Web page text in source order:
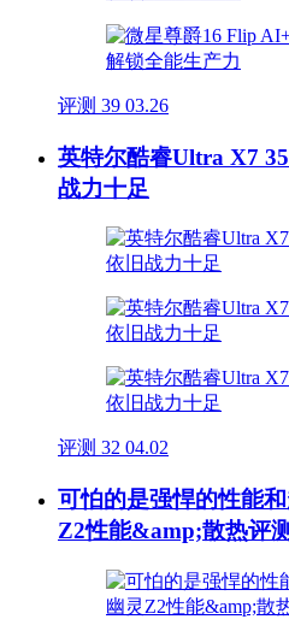
评测 39 03.26
英特尔酷睿Ultra X7
战力十足
评测 32 04.02
可怕的是强悍的性能
Z2性能&amp;散热评测